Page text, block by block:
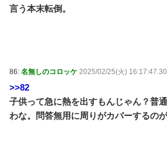
言う本末転倒。
86: 名無しのコロッケ 2025/02/25(火)
>>82
子供って急に熱を出すもんじゃん？普
わな。問答無用に周りがカバーするの